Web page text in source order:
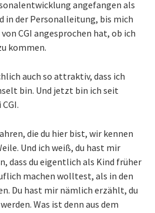
angefangen als
in der Personalleitung, bis mich
CGI angesprochen hat, ob ich
kommen.
auch so attraktiv, dass ich
bin. Und jetzt bin ich seit
die du hier bist, wir kennen
Und ich weiß, du hast mir
dass du eigentlich als Kind früher
machen wolltest, als in den
Du hast mir nämlich erzählt, du
Was ist denn aus dem